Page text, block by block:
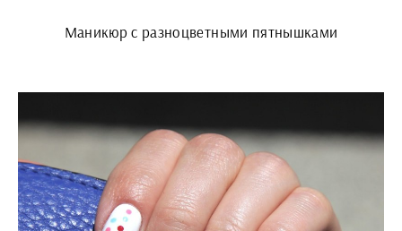
Маникюр с разноцветными пятнышками